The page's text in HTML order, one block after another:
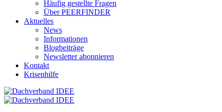
Häufig gestellte Fragen
Über PEERFINDER
Aktuelles
News
Informationen
Blogbeiträge
Newsletter abonnieren
Kontakt
Krisenhilfe